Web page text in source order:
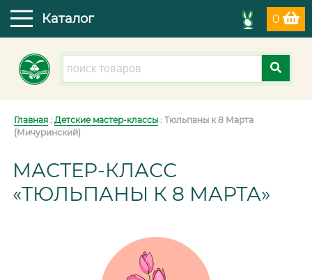
0
Каталог
Главная : Детские мастер-классы : Тюльпаны к 8 Марта
(Мичуринский)
МАСТЕР-КЛАСС
«ТЮЛЬПАНЫ К 8 МАРТА»